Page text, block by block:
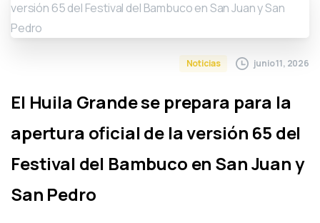
Noticias junio 11, 2026
El Huila Grande se prepara para la
apertura oficial de la versión 65 del
Festival del Bambuco en San Juan y
San Pedro